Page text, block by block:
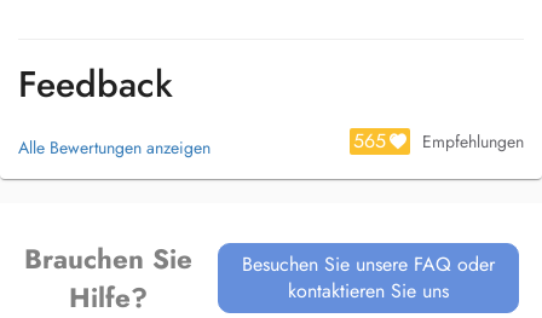
Feedback
Alle Bewertungen anzeigen 565 Empfehlungen
Brauchen Sie
Hilfe?
Besuchen Sie unsere FAQ oder
kontaktieren Sie uns